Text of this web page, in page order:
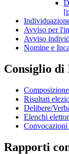
Avviso per
Avviso
Nomine e
Consiglio di
Risultati
Delibere/
Elenchi
Rapporti